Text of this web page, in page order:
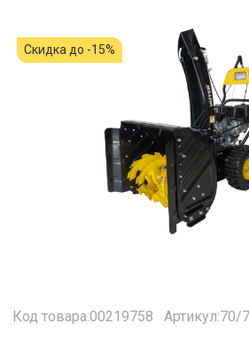
Скидка до -15%
Код товара:00219758
Артикул:70/